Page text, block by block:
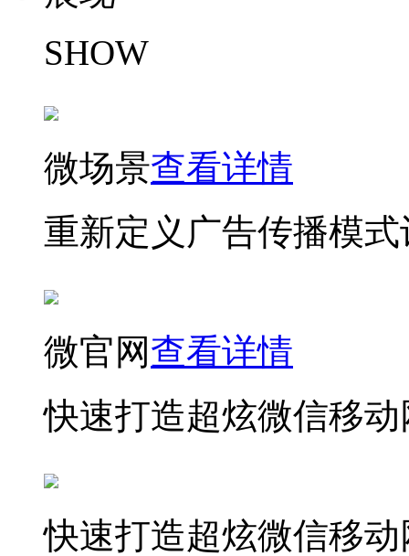
SHOW
微场景查看详情
重新定义广告传播模
微官网查看详情
快速打造超炫微信移动
快速打造超炫微信移动